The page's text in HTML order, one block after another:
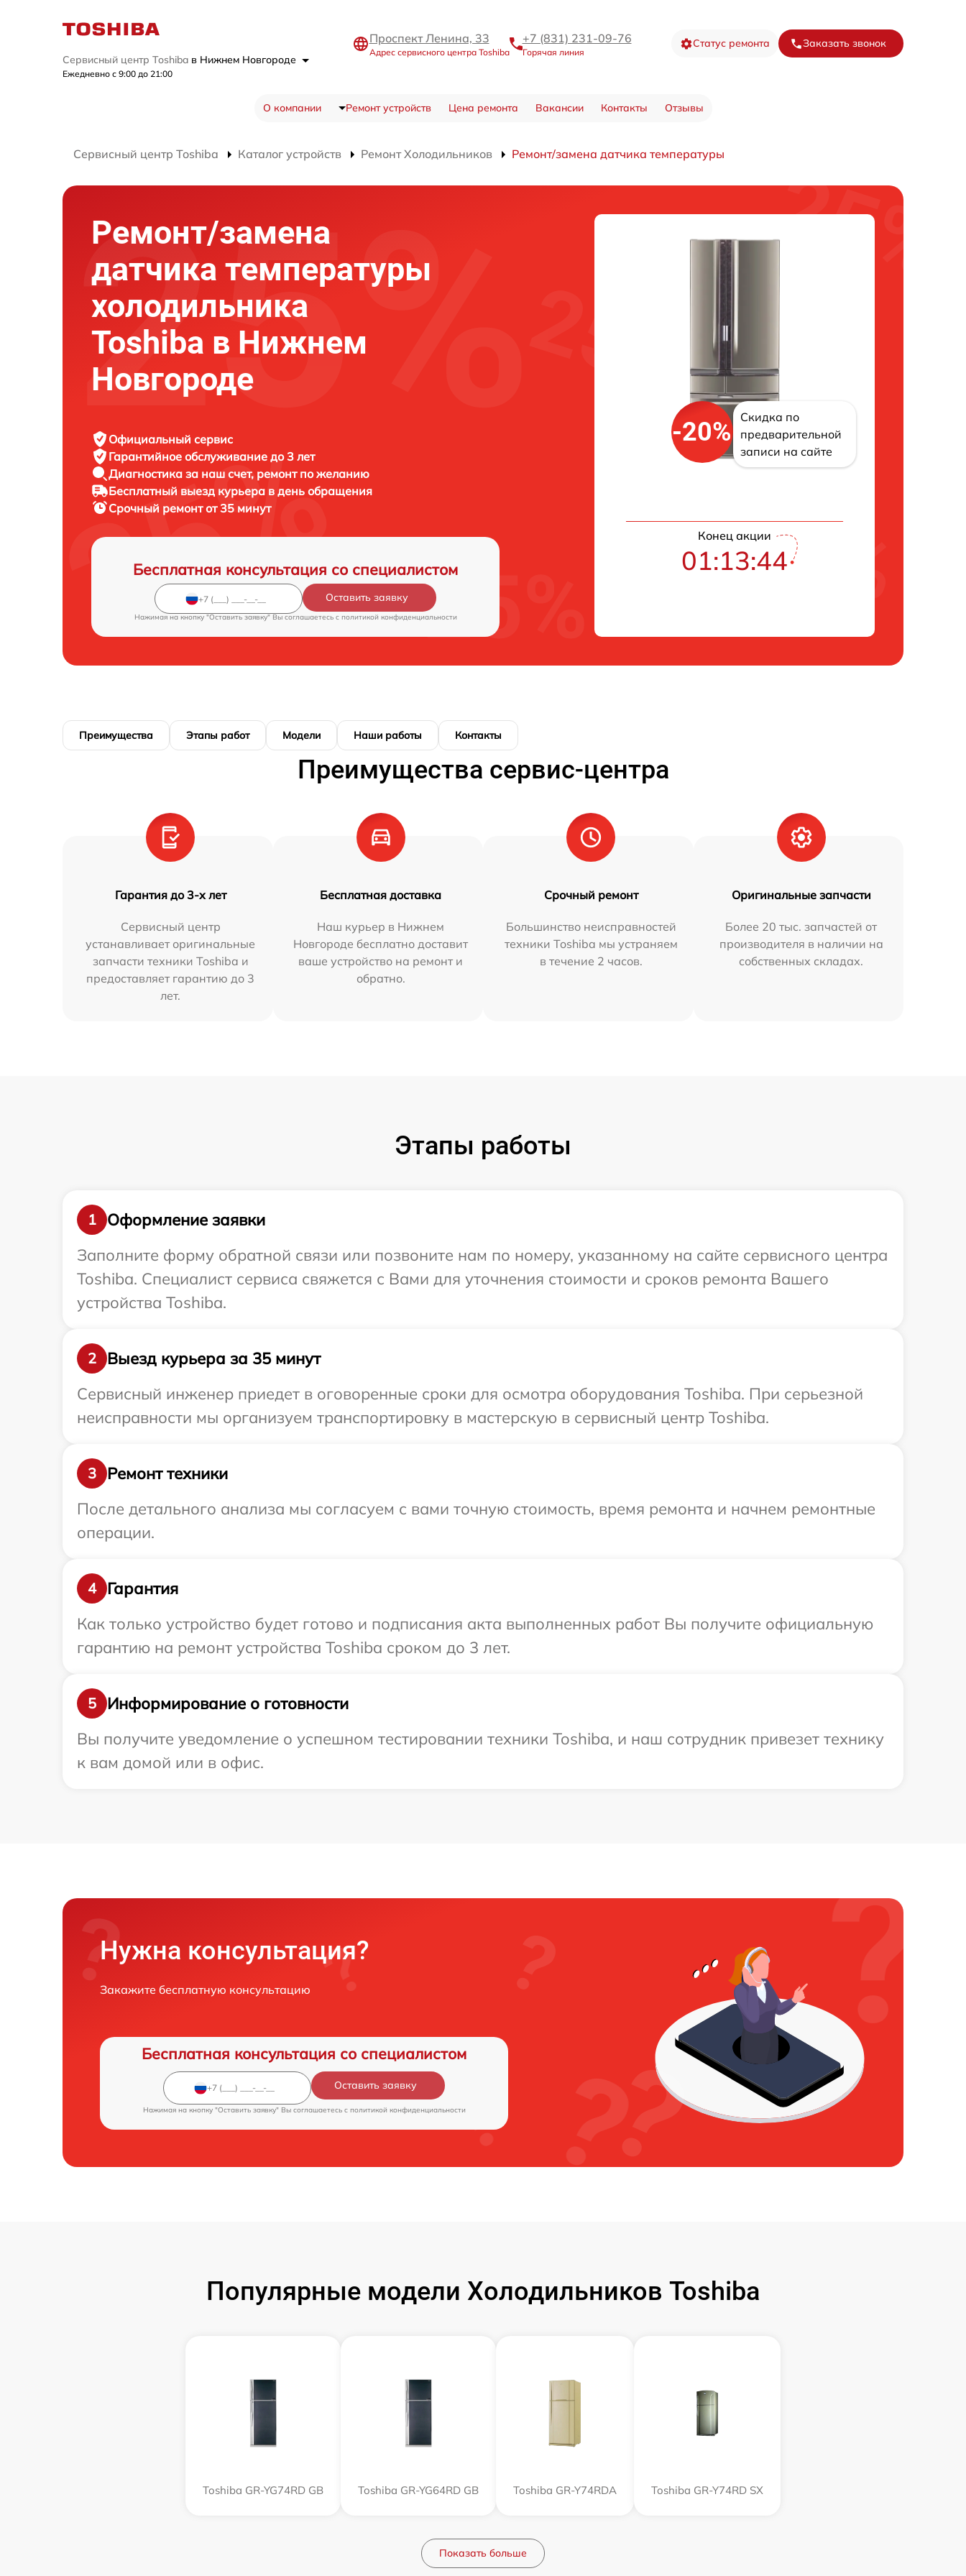
Сервисный центр Toshiba в Нижнем Новгороде
Ежедневно с 9:00 до 21:00
Проспект Ленина, 33
Адрес сервисного центра Toshiba
+7 (831) 231-09-76
Горячая линия
Статус ремонта Заказать звонок
О компании Ремонт устройств Цена ремонта Вакансии Контакты Отзывы
Сервисный центр Toshiba Каталог устройств Ремонт Холодильников Ремонт/замена датчика температуры
Ремонт/замена
датчика температуры
холодильника
Toshiba в Нижнем
Новгороде
Официальный сервис
Гарантийное обслуживание до 3 лет
Диагностика за наш счет, ремонт по желанию
Бесплатный выезд курьера в день обращения
Срочный ремонтот 35 минут
Бесплатная консультация со специалистом
Оставить заявку
Нажимая на кнопку "Оставить заявку" Вы соглашаетесь c политикой конфиденциальности
-20%
Скидка по
предварительной
записи на сайте
Конец акции
01:13:43
Преимущества Этапы работ Модели Наши работы Контакты
Преимущества сервис-центра
Гарантия до 3-х лет
Сервисный центр
устанавливает оригинальные
запчасти техники Toshiba и
предоставляет гарантию до 3
лет.
Бесплатная доставка
Наш курьер в Нижнем
Новгороде бесплатно доставит
ваше устройство на ремонт и
обратно.
Срочный ремонт
Большинство неисправностей
техники Toshiba мы устраняем
в течение 2 часов.
Оригинальные запчасти
Более 20 тыс. запчастей от
производителя в наличии на
собственных складах.
Этапы работы
1
Оформление заявки
Заполните форму обратной связи или позвоните нам по номеру, указанному на сайте сервисного центра
Toshiba. Специалист сервиса свяжется с Вами для уточнения стоимости и сроков ремонта Вашего
устройства Toshiba.
2
Выезд курьера за 35 минут
Сервисный инженер приедет в оговоренные сроки для осмотра оборудования Toshiba. При серьезной
неисправности мы организуем транспортировку в мастерскую в сервисный центр Toshiba.
3
Ремонт техники
После детального анализа мы согласуем с вами точную стоимость, время ремонта и начнем ремонтные
операции.
4
Гарантия
Как только устройство будет готово и подписания акта выполненных работ Вы получите официальную
гарантию на ремонт устройства Toshiba сроком до 3 лет.
5
Информирование о готовности
Вы получите уведомление о успешном тестировании техники Toshiba, и наш сотрудник привезет технику
к вам домой или в офис.
Нужна консультация?
Закажите бесплатную консультацию
Бесплатная консультация со специалистом
Оставить заявку
Нажимая на кнопку "Оставить заявку" Вы соглашаетесь c политикой конфиденциальности
Популярные модели Холодильников Toshiba
Toshiba GR-YG74RD GB Toshiba GR-YG64RD GB Toshiba GR-Y74RDA Toshiba GR-Y74RD SX
Показать больше